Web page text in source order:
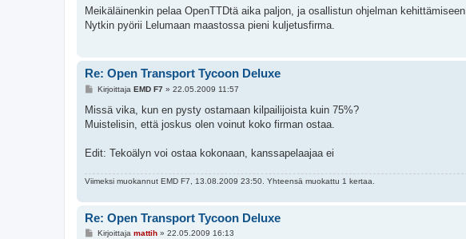
e
t
Meikäläinenkin pelaa OpenTTDtä aika paljon, ja osallistun ohjelman kehittämiseen.
Nytkin pyörii Lelumaan maastossa pieni kuljetusfirma.
Re: Open Transport Tycoon Deluxe
V
e
t
Kirjoittaja EMD F7» 22.05.2009 11:57
Missä vika, kun en pysty ostamaan kilpailijoista kuin 75%?
Muistelisin, että joskus olen voinut koko firman ostaa.
Edit: Tekoälyn voi ostaa kokonaan, kanssapelaajaa ei
Viimeksi muokannut EMD F7 , 13.08.2009 23:50. Yhteensä muokattu 1 kertaa.
Re: Open Transport Tycoon Deluxe
VKirjoittaja mattih» 22.05.2009 16:13